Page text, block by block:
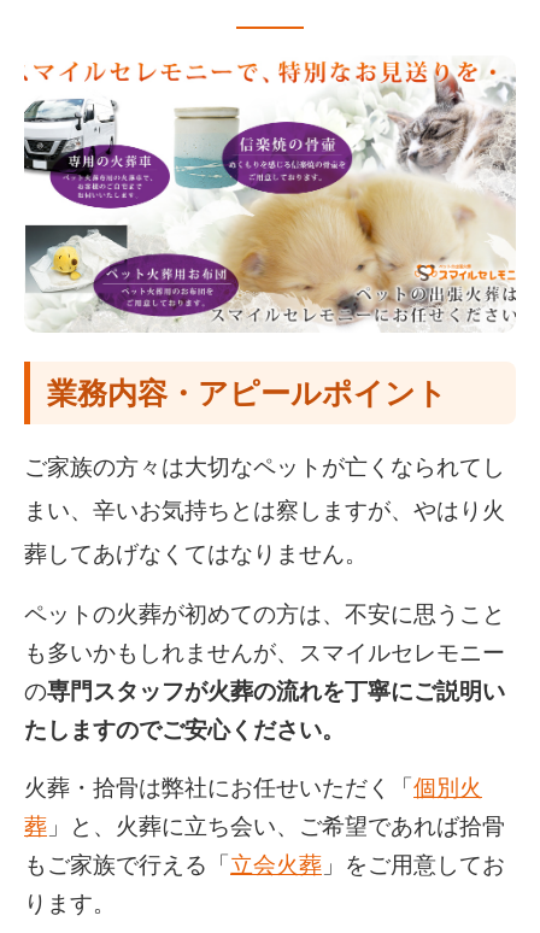
業務内容・アピールポイント
ご家族の方々は大切なペットが亡くなられてし
まい、辛いお気持ちとは察しますが、やはり火
葬してあげなくてはなりません。
ペットの火葬が初めての方は、不安に思うこと
も多いかもしれませんが、スマイルセレモニー
の専門スタッフが火葬の流れを丁寧にご説明い
たしますのでご安心ください。
火葬・拾骨は弊社にお任せいただく「個別火
葬 」と、火葬に立ち会い、ご希望であれば拾骨
もご家族で行える「立会火葬 」をご用意してお
ります。